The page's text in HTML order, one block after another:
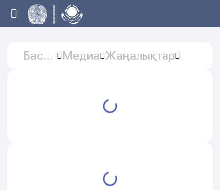
Басты
Медиа Жаңалықтар